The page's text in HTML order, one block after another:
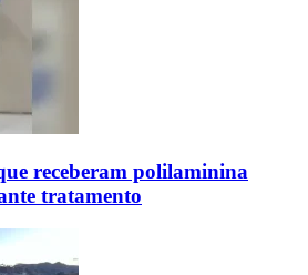
receberam polilaminina
tratamento